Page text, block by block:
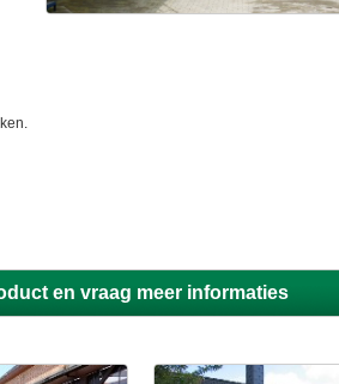
en vraag meer informaties